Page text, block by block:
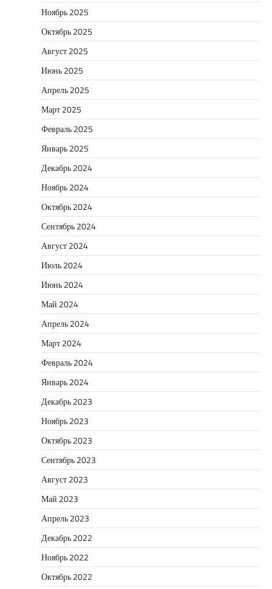
Ноябрь 2025
Октябрь 2025
Август 2025
Июнь 2025
Апрель 2025
Март 2025
Февраль 2025
Январь 2025
Декабрь 2024
Ноябрь 2024
Октябрь 2024
Сентябрь 2024
Август 2024
Июль 2024
Июнь 2024
Май 2024
Апрель 2024
Март 2024
Февраль 2024
Январь 2024
Декабрь 2023
Ноябрь 2023
Октябрь 2023
Сентябрь 2023
Август 2023
Май 2023
Апрель 2023
Декабрь 2022
Ноябрь 2022
Октябрь 2022